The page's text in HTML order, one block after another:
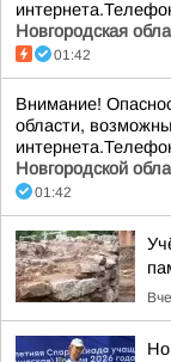
Новгородская
01:42
Внимание!
области,
Новгородской
01:42